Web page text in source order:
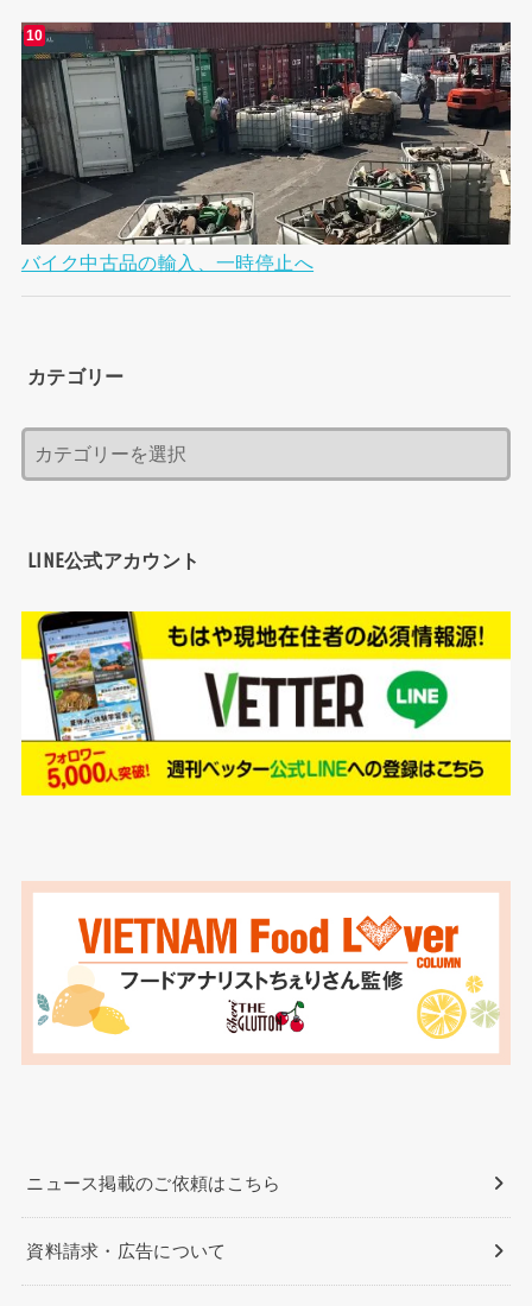
バイク中古品の輸入、一時停止へ
カテゴリー
LINE公式アカウント
ニュース掲載のご依頼はこちら
資料請求・広告について